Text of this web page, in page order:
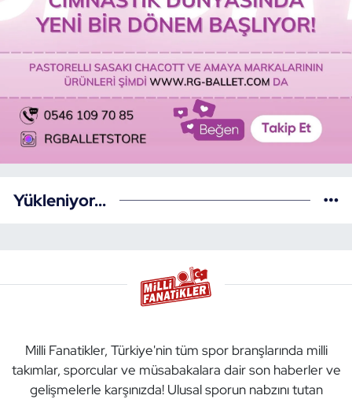
Yükleniyor...
Milli Fanatikler, Türkiye'nin tüm spor branşlarında milli
takımlar, sporcular ve müsabakalara dair son haberler ve
gelişmelerle karşınızda! Ulusal sporun nabzını tutan